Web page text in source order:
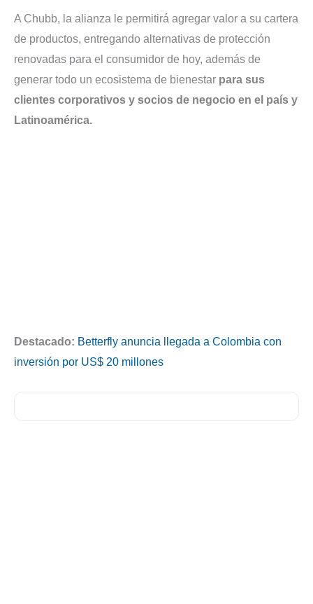
A Chubb, la alianza le permitirá agregar valor a su cartera
de productos, entregando alternativas de protección
renovadas para el consumidor de hoy, además de
generar todo un ecosistema de bienestar para sus
clientes corporativos y socios de negocio en el país y
Latinoamérica.
Destacado: Betterfly anuncia llegada a Colombia con
inversión por US$ 20 millones